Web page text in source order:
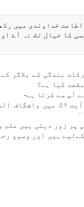
خداوندی میں
كا خيال تك نہ آۓ
بندگی كے بلاگر
كيا ہے؟
آپ سے كرتا ہے-
پر زور ديتی ہیں
ہیں اور وسيع